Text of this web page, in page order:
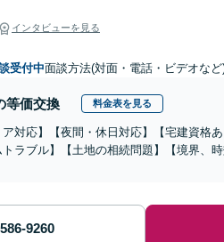
インタビューを見る
受付中面談方法(対面・電話・ビデオな
等価交換 料金表を見る
ア対応】【夜間・休日対応】【宅建資格
ラブル】【土地の相続問題】【境界、